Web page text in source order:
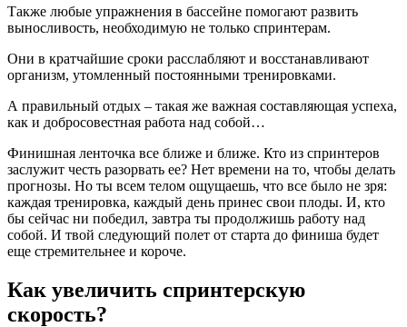
Также любые упражнения в бассейне помогают развить
выносливость, необходимую не только спринтерам.
Они в кратчайшие сроки расслабляют и восстанавливают
организм, утомленный постоянными тренировками.
А правильный отдых – такая же важная составляющая успеха,
как и добросовестная работа над собой…
Финишная ленточка все ближе и ближе. Кто из спринтеров
заслужит честь разорвать ее? Нет времени на то, чтобы делать
прогнозы. Но ты всем телом ощущаешь, что все было не зря:
каждая тренировка, каждый день принес свои плоды. И, кто
бы сейчас ни победил, завтра ты продолжишь работу над
собой. И твой следующий полет от старта до финиша будет
еще стремительнее и короче.
Как увеличить спринтерскую
скорость?